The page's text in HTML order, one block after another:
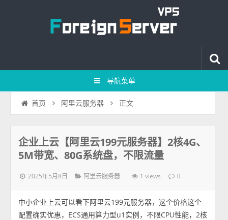
导航菜单
首页 阿里云服务器 正文
企业上云【阿里云199元服务器】2核4G、
5M带宽、80G系统盘，不限流量
2025年5月8日 阿里云服务器 1 views 0
中小企业上云可以看下阿里云199元服务器，这个价格这个
配置确实优惠，ECS通用算力型u1实例，不限CPU性能，2核